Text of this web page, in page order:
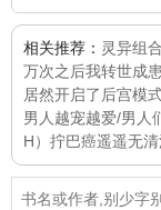
相关推荐： 灵异组
万次之后我转世成
居然开启了后宫模
男人越宠越爱/男人
H） 拧巴癌遥遥无清